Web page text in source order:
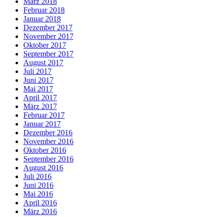
Februar 2018
Januar 2018
Dezember 2017
November 2017
Oktober 2017
September 2017
August 2017
Juli 2017
Juni 2017
Mai 2017
April 2017
März 2017
Februar 2017
Januar 2017
Dezember 2016
November 2016
Oktober 2016
September 2016
August 2016
Juli 2016
Juni 2016
Mai 2016
April 2016
März 2016